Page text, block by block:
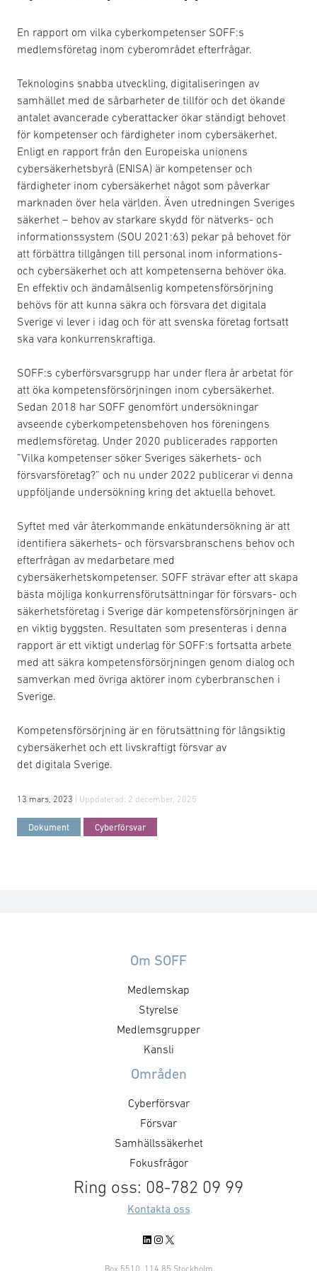
En rapport om vilka cyberkompetenser SOFF:s
medlemsföretag inom cyberområdet efterfrågar.
Teknologins snabba utveckling, digitaliseringen av
samhället med de sårbarheter de tillför och det ökande
antalet avancerade cyberattacker ökar ständigt behovet
för kompetenser och färdigheter inom cybersäkerhet.
Enligt en rapport från den Europeiska unionens
cybersäkerhetsbyrå (ENISA) är kompetenser och
färdigheter inom cybersäkerhet något som påverkar
marknaden över hela världen. Även utredningen Sveriges
säkerhet – behov av starkare skydd för nätverks- och
informationssystem (SOU 2021:63) pekar på behovet för
att förbättra tillgången till personal inom informations-
och cybersäkerhet och att kompetenserna behöver öka.
En effektiv och ändamålsenlig kompetensförsörjning
behövs för att kunna säkra och försvara det digitala
Sverige vi lever i idag och för att svenska företag fortsatt
ska vara konkurrenskraftiga.
SOFF:s cyberförsvarsgrupp har under flera år arbetat för
att öka kompetensförsörjningen inom cybersäkerhet.
Sedan 2018 har SOFF genomfört undersökningar
avseende cyberkompetensbehoven hos föreningens
medlemsföretag. Under 2020 publicerades rapporten
”Vilka kompetenser söker Sveriges säkerhets- och
försvarsföretag?” och nu under 2022 publicerar vi denna
uppföljande undersökning kring det aktuella behovet.
Syftet med vår återkommande enkätundersökning är att
identifiera säkerhets- och försvarsbranschens behov och
efterfrågan av medarbetare med
cybersäkerhetskompetenser. SOFF strävar efter att skapa
bästa möjliga konkurrensförutsättningar för försvars- och
säkerhetsföretag i Sverige där kompetensförsörjningen är
en viktig byggsten. Resultaten som presenteras i denna
rapport är ett viktigt underlag för SOFF:s fortsatta arbete
med att säkra kompetensförsörjningen genom dialog och
samverkan med övriga aktörer inom cyberbranschen i
Sverige.
Kompetensförsörjning är en förutsättning för långsiktig
cybersäkerhet och ett livskraftigt försvar av
det digitala Sverige.
13 mars, 2023 | Uppdaterad: 2 december, 2025
Dokument Cyberförsvar
Om SOFF
Medlemskap
Styrelse
Medlemsgrupper
Kansli
Områden
Cyberförsvar
Försvar
Samhällssäkerhet
Fokusfrågor
Ring oss: 08-782 09 99
Kontakta oss
LinkedIn
Instagram
X
Box 5510, 114 85 Stockholm